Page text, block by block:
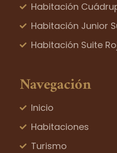
Habitación
Habitación Junior
Habitación Suite
Navegación
Inicio
Habitaciones
Turismo